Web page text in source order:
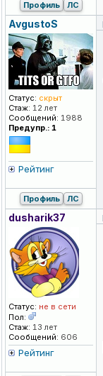
Профиль ЛС
AvgustoS
Статус: скрыт
Стаж: 12 лет
Сообщений: 1988
Предупр.: 1
Рейтинг
Профиль ЛС
dusharik37
Статус: не в сети
Пол:
Стаж: 13 лет
Сообщений: 606
Рейтинг